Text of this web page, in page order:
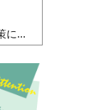
に...